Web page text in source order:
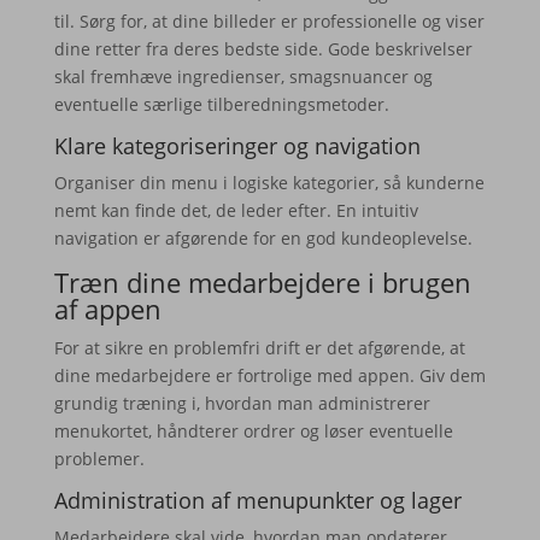
til. Sørg for, at dine billeder er professionelle og viser
dine retter fra deres bedste side. Gode beskrivelser
skal fremhæve ingredienser, smagsnuancer og
eventuelle særlige tilberedningsmetoder.
Klare kategoriseringer og navigation
Organiser din menu i logiske kategorier, så kunderne
nemt kan finde det, de leder efter. En intuitiv
navigation er afgørende for en god kundeoplevelse.
Træn dine medarbejdere i brugen
af appen
For at sikre en problemfri drift er det afgørende, at
dine medarbejdere er fortrolige med appen. Giv dem
grundig træning i, hvordan man administrerer
menukortet, håndterer ordrer og løser eventuelle
problemer.
Administration af menupunkter og lager